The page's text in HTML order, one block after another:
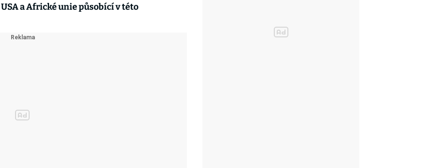
a Africké unie působící v této